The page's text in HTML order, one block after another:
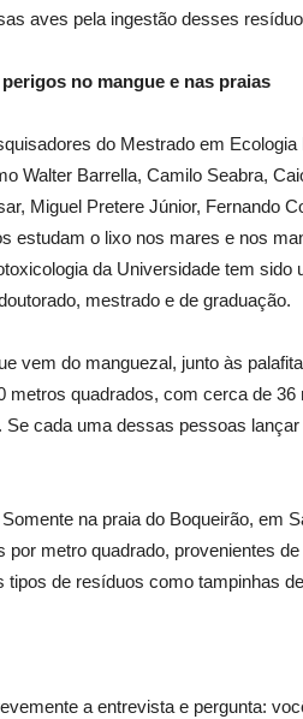
aves pela ingestão desses
no mangue e nas praias
do Mestrado em Ecologia
Walter Barrella, Camilo Seabra,
Miguel Pretere Júnior, Fernando
estudam o lixo nos mares e nos
da Universidade tem sido
mestrado e de graduação.
vem do manguezal, junto às
metros quadrados, com cerca de 36
cada uma dessas pessoas
na praia do Boqueirão, em
metro quadrado, provenientes
de resíduos como tampinhas
a entrevista e pergunta: